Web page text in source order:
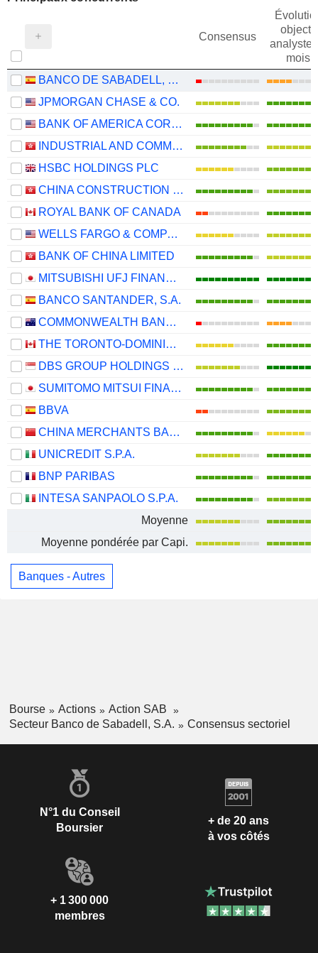
Consensus
objectif
mois
BANCO DE SABADELL, S.A.
JPMORGAN CHASE & CO.
BANK OF AMERICA CORPORATION
INDUSTRIAL AND COMMERCIAL BANK OF CHINA LIMITED
HSBC HOLDINGS PLC
CHINA CONSTRUCTION BANK CORPORATION
ROYAL BANK OF CANADA
WELLS FARGO & COMPANY
BANK OF CHINA LIMITED
MITSUBISHI UFJ FINANCIAL GROUP, INC.
BANCO SANTANDER, S.A.
COMMONWEALTH BANK OF AUSTRALIA
THE TORONTO-DOMINION BANK
DBS GROUP HOLDINGS LTD
SUMITOMO MITSUI FINANCIAL GROUP, INC.
BBVA
CHINA MERCHANTS BANK CO., LTD.
UNICREDIT S.P.A.
BNP PARIBAS
INTESA SANPAOLO S.P.A.
Moyenne
Moyenne pondérée par Capi.
Banques - Autres
Bourse Actions
Action SAB
Secteur Banco de Sabadell, S.A.
Consensus sectoriel
N°1 du Conseil
Boursier
+ de 20 ans
à vos côtés
+ 1 300 000
membres